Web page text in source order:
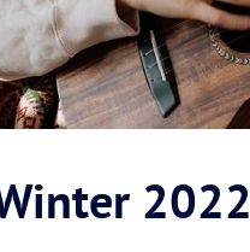
2022